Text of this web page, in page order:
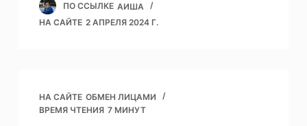
ПО ССЫЛКЕ АИША
НА САЙТЕ 2 АПРЕЛЯ 2024 Г.
НА САЙТЕ ОБМЕН ЛИЦАМИ
ВРЕМЯ ЧТЕНИЯ 7 МИНУТ